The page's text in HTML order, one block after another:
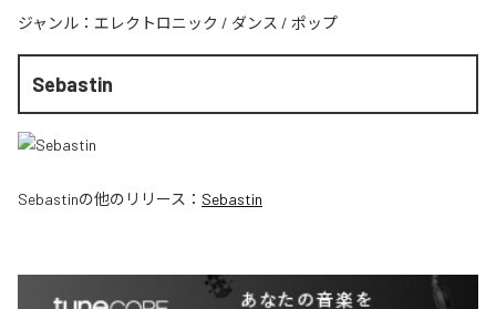
ジャンル： エレクトロニック / ダンス / ポップ
Sebastin
Sebastinの他のリリース： Sebastin